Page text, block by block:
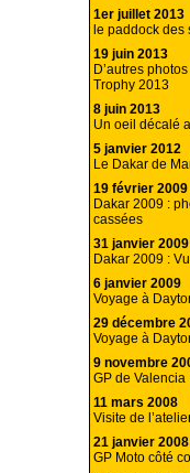
1er juillet 2013
le paddock des
19 juin 2013
D’autres
Trophy 2013
8 juin 2013
Un oeil décalé
5 janvier 2012
Le Dakar de
19 février 2009
Dakar 2009 :
cassées
31 janvier 2009
Dakar 2009 :
6 janvier 2009
Voyage à
29 décembre
Voyage à
9 novembre
GP de
11 mars 2008
Visite de
21 janvier 2008
GP Moto côté